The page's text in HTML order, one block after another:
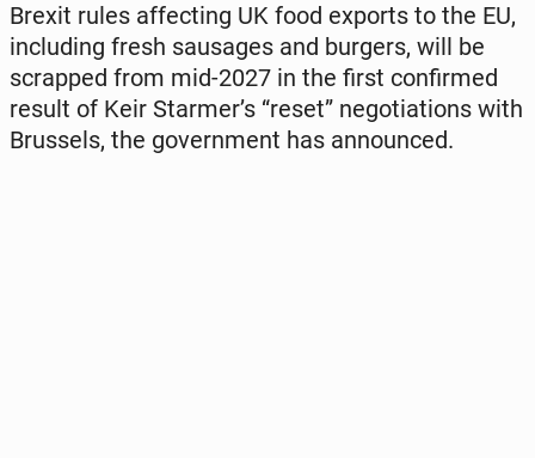
Brexit rules af­fect­ing UK food exports to the EU,
in­clud­ing fresh sausages and burgers, will be
scrapped from mid-2027 in the first con­firmed
result of Keir Starmer’s “reset” ne­go­ti­a­tions with
Brus­sels, the gov­ern­ment has an­nounced.